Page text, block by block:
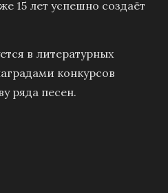
15 лет успешно создаёт
в литературных
конкурсов
ряда песен.